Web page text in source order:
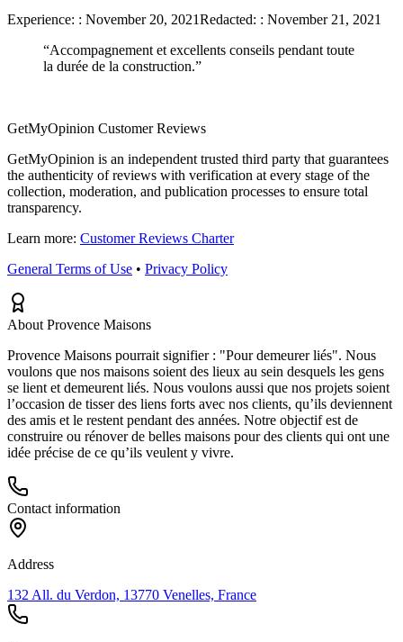
Experience: : November 20, 2021Redacted: : November 21, 2021
“Accompagnement et excellents conseils pendant toute
la durée de la construction.”
GetMyOpinion Customer Reviews
GetMyOpinion is an independent trusted third party that guarantees
the authenticity of reviews with verification at every stage of the
collection, moderation, and publication processes to ensure total
transparency.
Learn more: Customer Reviews Charter
General Terms of Use • Privacy Policy
About Provence Maisons
Provence Maisons pourrait signifier : "Pour demeurer liés". Nous
voulons que nos maisons soient des lieux au sein desquels les gens
se lient et demeurent liés. Nous voulons aussi que nos projets soient
l’occasion de tisser des liens forts avec nos clients, qu’ils deviennent
des amis et le restent pendant des années. Notre objectif est de
construire ou rénover de belles maisons pour des clients qui ont une
idée précise de ce qu’ils veulent y vivre.
Contact information
Address
132 All. du Verdon, 13770 Venelles, France